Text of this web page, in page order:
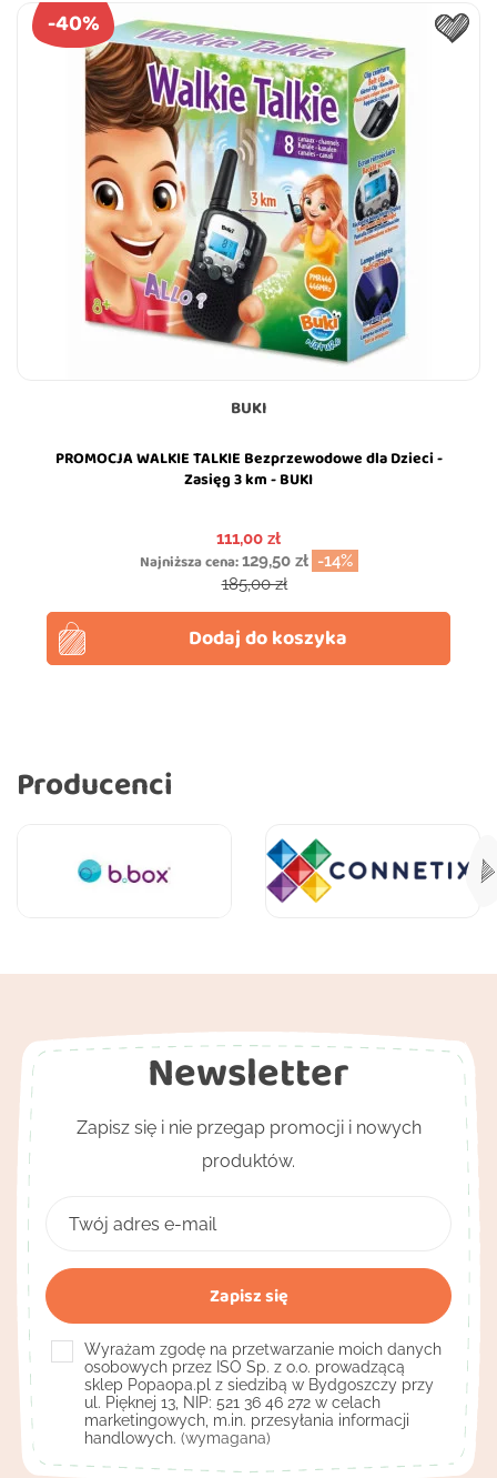
BUKI
PROMOCJA WALKIE TALKIE Bezprzewodowe dla Dzieci -
Zasięg 3 km - BUKI
Cena
111,00 zł
Najniższa cena:129,50 zł -14%
Cena podstawowa
185,00 zł
-40%
Dodaj do koszyka
Producenci
Newsletter
Zapisz się i nie przegap promocji i nowych
produktów.
Wyrażam zgodę na przetwarzanie moich danych
osobowych przez ISO Sp. z o.o. prowadzącą
sklep Popaopa.pl z siedzibą w Bydgoszczy przy
ul. Pięknej 13, NIP: 521 36 46 272 w celach
marketingowych, m.in. przesyłania informacji
handlowych. (wymagana)